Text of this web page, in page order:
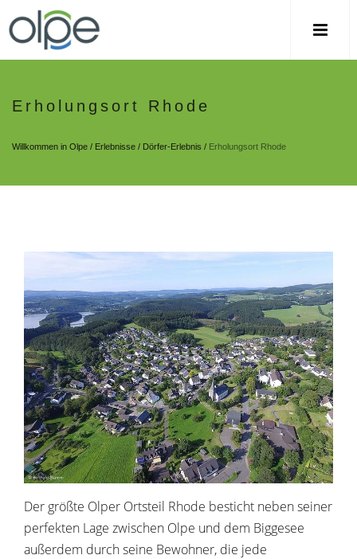
Erholungsort Rhode
Willkommen in Olpe / Erlebnisse / Dörfer-Erlebnis / Erholungsort Rhode
Der größte Olper Ortsteil Rhode besticht neben seiner
perfekten Lage zwischen Olpe und dem Biggesee
außerdem durch seine Bewohner, die jede